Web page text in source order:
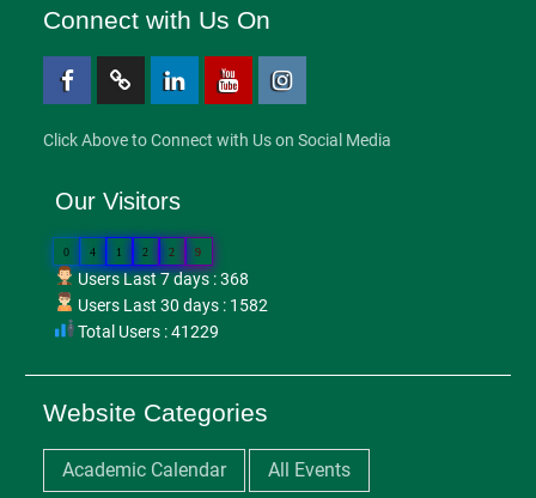
Connect with Us On
Click Above to Connect with Us on Social Media
Our Visitors
0 4 1 2 2 9
Users Last 7 days : 368
Users Last 30 days : 1582
Total Users : 41229
Website Categories
Academic Calendar All Events